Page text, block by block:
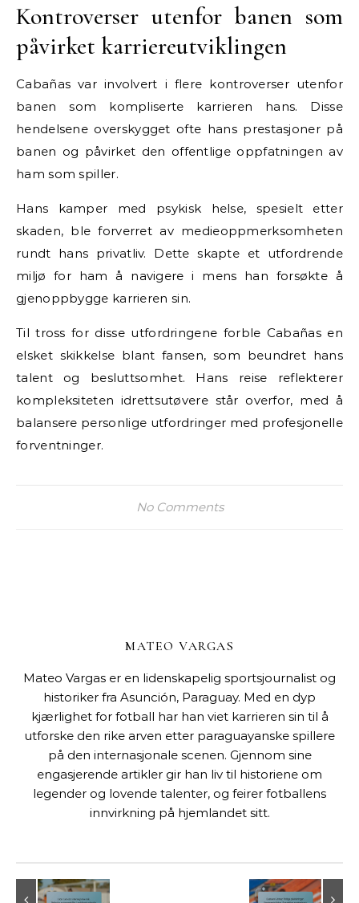
Kontroverser utenfor banen som
påvirket karriereutviklingen
Cabañas var involvert i flere kontroverser utenfor
banen som kompliserte karrieren hans. Disse
hendelsene overskygget ofte hans prestasjoner på
banen og påvirket den offentlige oppfatningen av
ham som spiller.
Hans kamper med psykisk helse, spesielt etter
skaden, ble forverret av medieoppmerksomheten
rundt hans privatliv. Dette skapte et utfordrende
miljø for ham å navigere i mens han forsøkte å
gjenoppbygge karrieren sin.
Til tross for disse utfordringene forble Cabañas en
elsket skikkelse blant fansen, som beundret hans
talent og besluttsomhet. Hans reise reflekterer
kompleksiteten idrettsutøvere står overfor, med å
balansere personlige utfordringer med profesjonelle
forventninger.
No Comments
MATEO VARGAS
Mateo Vargas er en lidenskapelig sportsjournalist og
historiker fra Asunción, Paraguay. Med en dyp
kjærlighet for fotball har han viet karrieren sin til å
utforske den rike arven etter paraguayanske spillere
på den internasjonale scenen. Gjennom sine
engasjerende artikler gir han liv til historiene om
legender og lovende talenter, og feirer fotballens
innvirkning på hjemlandet sitt.